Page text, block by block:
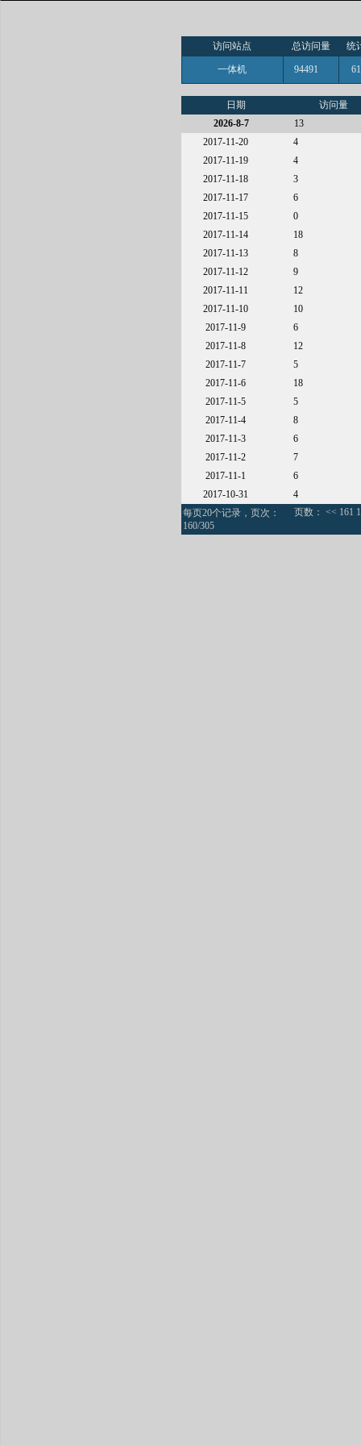
访问站点 总访问量 统
一体机 94491
日期
访问量
2026-8-7
13
2017-11-20
4
2017-11-19
4
2017-11-18
3
2017-11-17
6
2017-11-15
0
2017-11-14
18
2017-11-13
8
2017-11-12
9
2017-11-11
12
2017-11-10
10
2017-11-9
6
2017-11-8
12
2017-11-7
5
2017-11-6
18
2017-11-5
5
2017-11-4
8
2017-11-3
6
2017-11-2
7
2017-11-1
6
2017-10-31
4
每页20个记录，页次：
160/305
页数： << 161